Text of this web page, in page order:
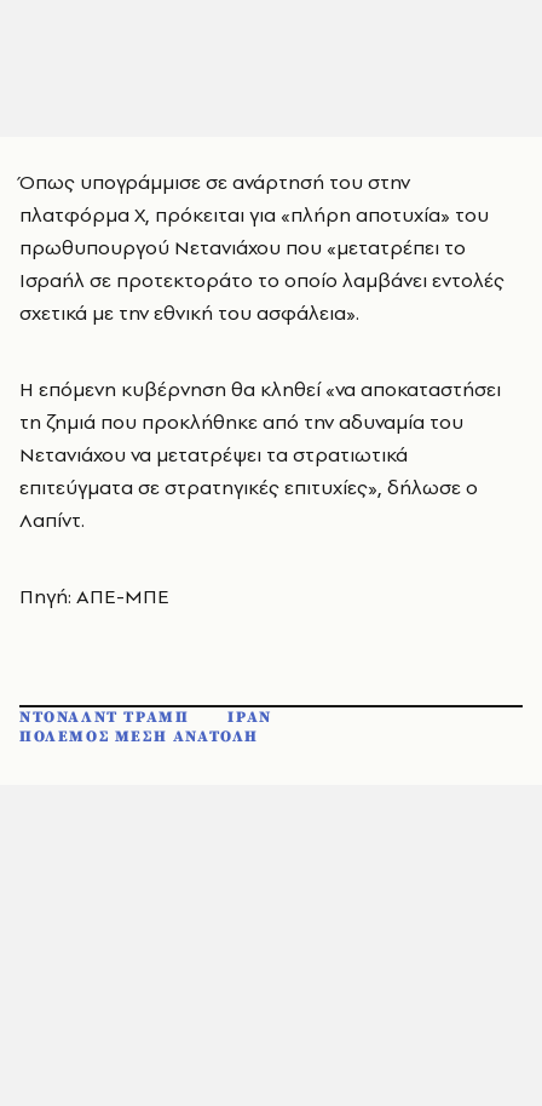
Όπως υπογράμμισε σε ανάρτησή του στην
πλατφόρμα Χ, πρόκειται για «πλήρη αποτυχία» του
πρωθυπουργού Νετανιάχου που «μετατρέπει το
Ισραήλ σε προτεκτοράτο το οποίο λαμβάνει εντολές
σχετικά με την εθνική του ασφάλεια».
Η επόμενη κυβέρνηση θα κληθεί «να αποκαταστήσει
τη ζημιά που προκλήθηκε από την αδυναμία του
Νετανιάχου να μετατρέψει τα στρατιωτικά
επιτεύγματα σε στρατηγικές επιτυχίες», δήλωσε ο
Λαπίντ.
Πηγή: ΑΠΕ-ΜΠΕ
ΝΤΟΝΑΛΝΤ ΤΡΑΜΠ
ΙΡΑΝ
ΠΟΛΕΜΟΣ ΜΕΣΗ ΑΝΑΤΟΛΗ